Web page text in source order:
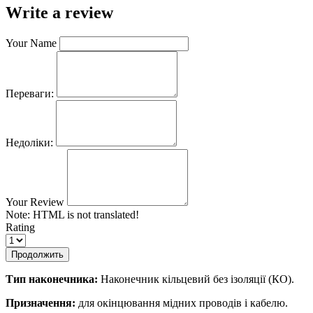
Write a review
Your Name
Переваги:
Недоліки:
Your Review
Note: HTML is not translated!
Rating
Продолжить
Тип наконечника: Наконечник кільцевий без ізоляції (КО).
Призначення: для окінцювання мідних проводів і кабелю.